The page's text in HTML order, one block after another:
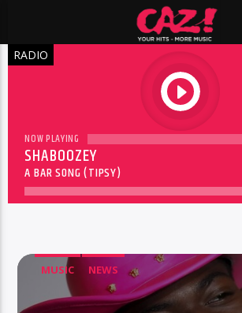
RADIO
play
NOW PLAYING
SHABOOZEY
A BAR SONG (TIPSY)
MUSIC NEWS